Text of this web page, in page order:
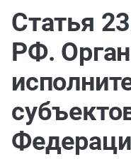
Статья
РФ.